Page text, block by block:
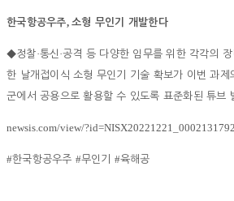
한국항공우주,소형 무인기 개발한다
◆정찰·통신 ·공격 등 다양한 임무를 위한 각각의
한 날개접이식 소형 무인기 기술 확보가 이번 과제
군에서 공용으로 활용할 수 있도록 표준화된 튜브
newsis.com/view/
#한국항공우주 #무인기 #육해공